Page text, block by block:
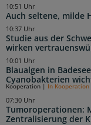
Auch seltene, milde
10:51 Uhr
Studie aus der
wirken
10:37 Uhr
Blaualgen in
Cyanobakterien
10:01 Uhr
Tumoroperationen:
Zentralisierung der
Kooperation | In Kooperation
07:30 Uhr